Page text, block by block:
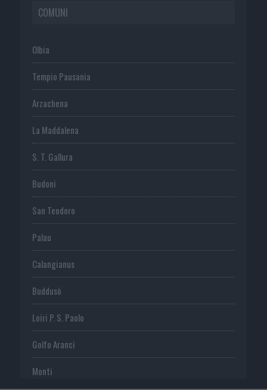
COMUNI
Olbia
Tempio Pausania
Arzachena
La Maddalena
S. T. Gallura
Budoni
San Teodoro
Palau
Calangianus
Buddusò
Loiri P. S. Paolo
Golfo Aranci
Monti